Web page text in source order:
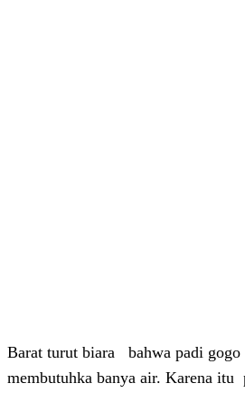
Barat turut biara
bahwa padi gogo
membutuhka banya air. Karena itu